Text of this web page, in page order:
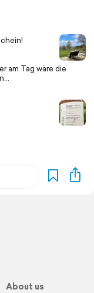
am Tag wäre die
About us